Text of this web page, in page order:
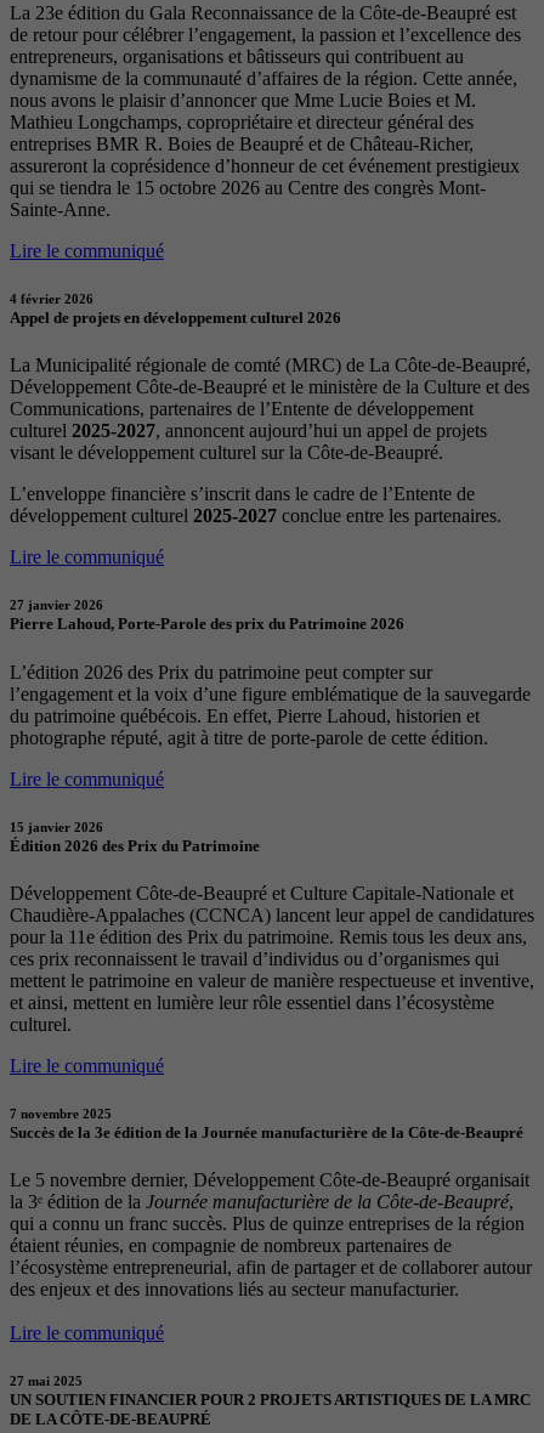
La 23e édition du Gala Reconnaissance de la Côte-de-Beaupré est
de retour pour célébrer l’engagement, la passion et l’excellence des
entrepreneurs, organisations et bâtisseurs qui contribuent au
dynamisme de la communauté d’affaires de la région. Cette année,
nous avons le plaisir d’annoncer que Mme Lucie Boies et M.
Mathieu Longchamps, copropriétaire et directeur général des
entreprises BMR R. Boies de Beaupré et de Château-Richer,
assureront la coprésidence d’honneur de cet événement prestigieux
qui se tiendra le 15 octobre 2026 au Centre des congrès Mont-
Sainte-Anne.
Lire le communiqué
4 février 2026
Appel de projets en développement culturel 2026
La Municipalité régionale de comté (MRC) de La Côte-de-Beaupré,
Développement Côte-de-Beaupré et le ministère de la Culture et des
Communications, partenaires de l’Entente de développement
culturel 2025-2027, annoncent aujourd’hui un appel de projets
visant le développement culturel sur la Côte-de-Beaupré.
L’enveloppe financière s’inscrit dans le cadre de l’Entente de
développement culturel 2025-2027 conclue entre les partenaires.
Lire le communiqué
27 janvier 2026
Pierre Lahoud, Porte-Parole des prix du Patrimoine 2026
L’édition 2026 des Prix du patrimoine peut compter sur
l’engagement et la voix d’une figure emblématique de la sauvegarde
du patrimoine québécois. En effet, Pierre Lahoud, historien et
photographe réputé, agit à titre de porte-parole de cette édition.
Lire le communiqué
15 janvier 2026
Édition 2026 des Prix du Patrimoine
Développement Côte-de-Beaupré et Culture Capitale-Nationale et
Chaudière-Appalaches (CCNCA) lancent leur appel de candidatures
pour la 11e édition des Prix du patrimoine. Remis tous les deux ans,
ces prix reconnaissent le travail d’individus ou d’organismes qui
mettent le patrimoine en valeur de manière respectueuse et inventive,
et ainsi, mettent en lumière leur rôle essentiel dans l’écosystème
culturel.
Lire le communiqué
7 novembre 2025
Succès de la 3e édition de la Journée manufacturière de la Côte-de-Beaupré
Le 5 novembre dernier, Développement Côte-de-Beaupré organisait
la 3ᵉ édition de la Journée manufacturière de la Côte-de-Beaupré,
qui a connu un franc succès. Plus de quinze entreprises de la région
étaient réunies, en compagnie de nombreux partenaires de
l’écosystème entrepreneurial, afin de partager et de collaborer autour
des enjeux et des innovations liés au secteur manufacturier.
Lire le communiqué
27 mai 2025
UN SOUTIEN FINANCIER POUR 2 PROJETS ARTISTIQUES DE LA MRC
DE LA CÔTE-DE-BEAUPRÉ